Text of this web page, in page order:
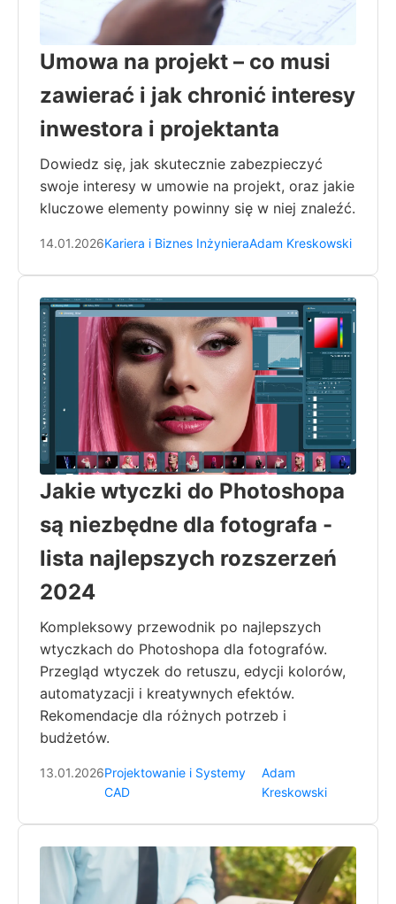
Umowa na projekt – co musi
zawierać i jak chronić interesy
inwestora i projektanta
Dowiedz się, jak skutecznie zabezpieczyć
swoje interesy w umowie na projekt, oraz jakie
kluczowe elementy powinny się w niej znaleźć.
14.01.2026Kariera i Biznes InżynieraAdam Kreskowski
Jakie wtyczki do Photoshopa
są niezbędne dla fotografa -
lista najlepszych rozszerzeń
2024
Kompleksowy przewodnik po najlepszych
wtyczkach do Photoshopa dla fotografów.
Przegląd wtyczek do retuszu, edycji kolorów,
automatyzacji i kreatywnych efektów.
Rekomendacje dla różnych potrzeb i
budżetów.
13.01.2026Projektowanie i Systemy
CAD
Adam
Kreskowski